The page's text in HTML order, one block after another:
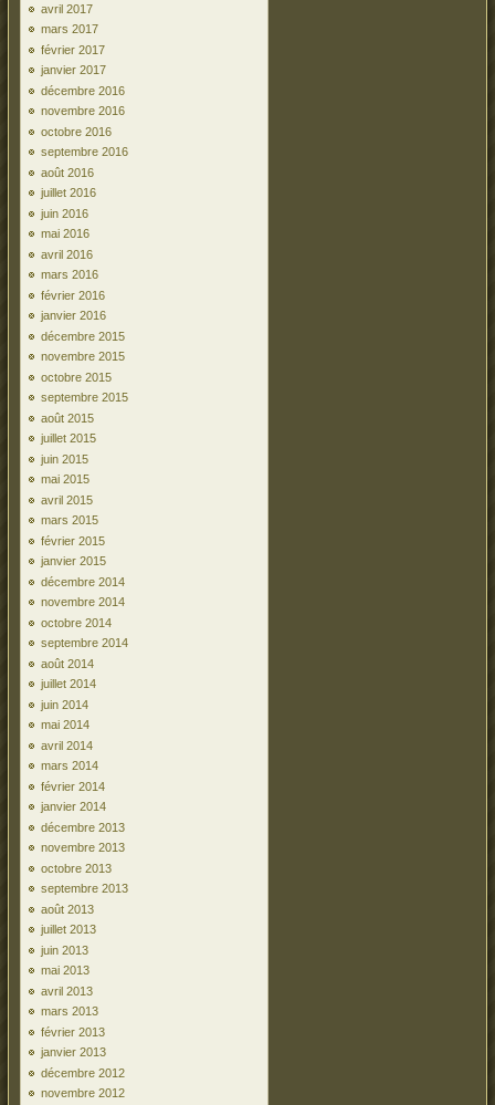
avril 2017
mars 2017
février 2017
janvier 2017
décembre 2016
novembre 2016
octobre 2016
septembre 2016
août 2016
juillet 2016
juin 2016
mai 2016
avril 2016
mars 2016
février 2016
janvier 2016
décembre 2015
novembre 2015
octobre 2015
septembre 2015
août 2015
juillet 2015
juin 2015
mai 2015
avril 2015
mars 2015
février 2015
janvier 2015
décembre 2014
novembre 2014
octobre 2014
septembre 2014
août 2014
juillet 2014
juin 2014
mai 2014
avril 2014
mars 2014
février 2014
janvier 2014
décembre 2013
novembre 2013
octobre 2013
septembre 2013
août 2013
juillet 2013
juin 2013
mai 2013
avril 2013
mars 2013
février 2013
janvier 2013
décembre 2012
novembre 2012